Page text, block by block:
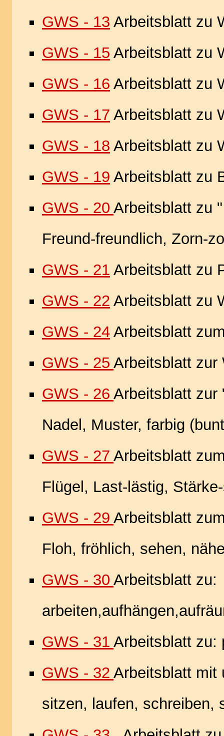
GWS - 13 Arbeitsblatt zu
GWS - 15 Arbeitsblatt zu
GWS - 16 Arbeitsblatt zu
GWS - 17 Arbeitsblatt zu
GWS - 18 Arbeitsblatt zu
GWS - 19 Arbeitsblatt zu
GWS - 20 Arbeitsblatt zu
Freund-freundlich, Zorn-
GWS - 21 Arbeitsblatt zu
GWS - 22 Arbeitsblatt zu
GWS - 24 Arbeitsblatt
GWS - 25 Arbeitsblatt zur
GWS - 26 Arbeitsblatt zur
Nadel, Muster, farbig
GWS - 27 Arbeitsblatt
Flügel, Last-lästig,
GWS - 29 Arbeitsblatt
Floh, fröhlich, sehen,
GWS - 30 Arbeitsblatt zu:
GWS - 31 Arbeitsblatt zu:
GWS - 32 Arbeitsblatt mit
sitzen, laufen, schreiben,